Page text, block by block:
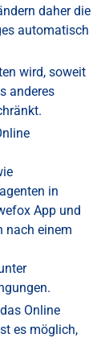
daher die
automatisch
wird, soweit
anderes
in
App und
nach einem
.
Online
es möglich,